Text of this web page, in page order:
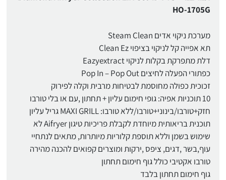
HO-1705G
מערכת ניקוי אדים Steam Clean
תא אפייה קל לניקוי בציפוי Clean Ez
דלת מתפרקת בקלות לניקוי Eazyextract
כפתורי הפעלה לחיצים Pop In – Pop Out
זכוכית כפולה מחוסמת לבטיחות מרבית וקלה לפירוק
10 תוכניות אפיה: גופי חימום עליון + תחתון ,עם או בלי טורבו
חזק+טורבו/בינוני+טורבו/ללא טורבו: MAXI GRILL גריל עליון
תוכנית בריאותית מיוחדת לקבלת פריכיות טיגון Aifryer לא
שימוש בשמן וללא תוספת קלוריות מיותרות, מתאים לנתחיי
עוף,בשר ,דגים, ציפס ,ירקות ומוצרים קפואים להכנה מהירה
טורבו אקטיבי כולל גוף חימום תחתון
גוף חימום תחתון בלבד